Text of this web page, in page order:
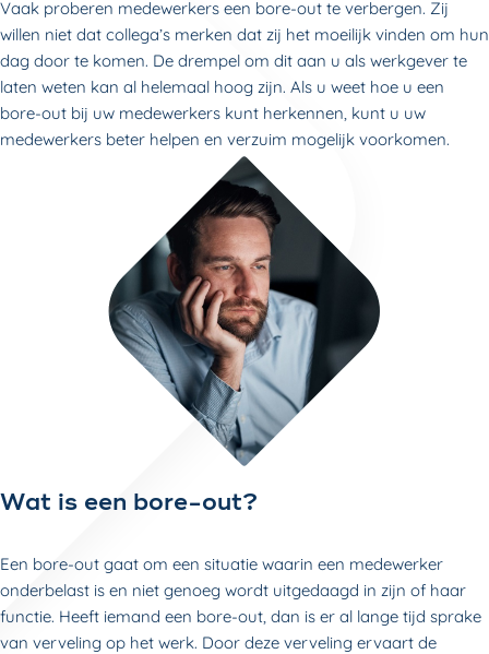
Vaak proberen medewerkers een bore-out te verbergen. Zij
willen niet dat collega’s merken dat zij het moeilijk vinden om hun
dag door te komen. De drempel om dit aan u als werkgever te
laten weten kan al helemaal hoog zijn. Als u weet hoe u een
bore-out bij uw medewerkers kunt herkennen, kunt u uw
medewerkers beter helpen en verzuim mogelijk voorkomen.
Wat is een bore-out?
Een bore-out gaat om een situatie waarin een medewerker
onderbelast is en niet genoeg wordt uitgedaagd in zijn of haar
functie. Heeft iemand een bore-out, dan is er al lange tijd sprake
van verveling op het werk. Door deze verveling ervaart de